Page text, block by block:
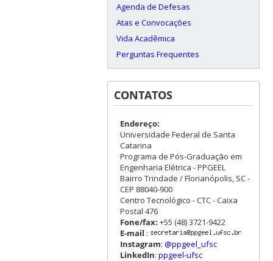
Agenda de Defesas
Atas e Convocações
Vida Acadêmica
Perguntas Frequentes
CONTATOS
Endereço:
Universidade Federal de Santa
Catarina
Programa de Pós-Graduação em
Engenharia Elétrica - PPGEEL
Bairro Trindade / Florianópolis, SC -
CEP 88040-900
Centro Tecnológico - CTC - Caixa
Postal 476
Fone/fax: +55 (48) 3721-9422
E-mail :
Instagram: @ppgeel_ufsc
LinkedIn: ppgeel-ufsc